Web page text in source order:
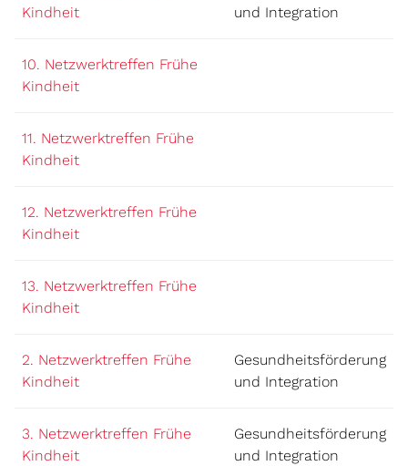
Kindheit
und Integration
10. Netzwerktreffen Frühe
Kindheit
11. Netzwerktreffen Frühe
Kindheit
12. Netzwerktreffen Frühe
Kindheit
13. Netzwerktreffen Frühe
Kindheit
2. Netzwerktreffen Frühe
Kindheit
Gesundheitsförderung
und Integration
3. Netzwerktreffen Frühe
Kindheit
Gesundheitsförderung
und Integration